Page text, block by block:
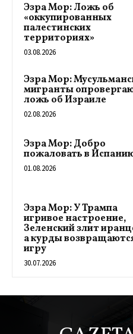
Эзра Мор: Ложь об
«оккупированных
палестинских
территориях»
03.08.2026
Эзра Мор:
мигранты
ложь об Израиле
02.08.2026
Эзра Мор: Добро
пожаловать в
01.08.2026
Эзра Мор: У Трампа
игривое настроение,
Зеленский злит
а курды
игру
30.07.2026